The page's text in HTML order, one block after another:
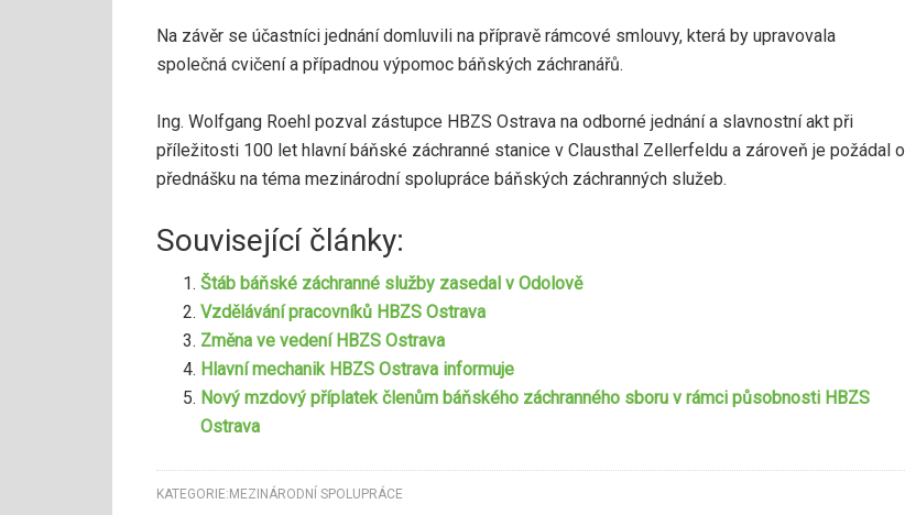
Na závěr se účastníci jednání domluvili na přípravě rámcové smlouvy, která by upravovala
společná cvičení a případnou výpomoc báňských záchranářů.
Ing. Wolfgang Roehl pozval zástupce HBZS Ostrava na odborné jednání a slavnostní akt při
příležitosti 100 let hlavní báňské záchranné stanice v Clausthal Zellerfeldu a zároveň je požádal o
přednášku na téma mezinárodní spolupráce báňských záchranných služeb.
Související články:
Štáb báňské záchranné služby zasedal v Odolově
Vzdělávání pracovníků HBZS Ostrava
Změna ve vedení HBZS Ostrava
Hlavní mechanik HBZS Ostrava informuje
Nový mzdový příplatek členům báňského záchranného sboru v rámci působnosti HBZS
Ostrava
KATEGORIE: MEZINÁRODNÍ SPOLUPRÁCE